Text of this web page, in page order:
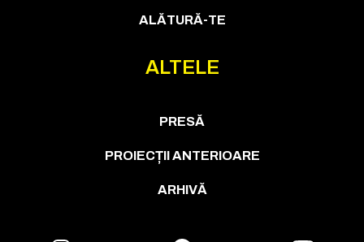
ALĂTURĂ-TE
ALTELE
PRESĂ
PROIECȚII ANTERIOARE
ARHIVĂ